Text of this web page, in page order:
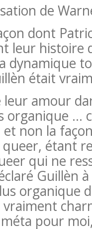
de
dont
leur histoire
dynamique
était
leur amour
organique …
non la
étant
qui ne
Guillèn
organique
pour